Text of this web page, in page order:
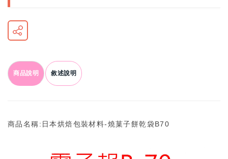
商品說明 敘述說明
商品名稱:日本烘焙包裝材料-燒菓子餅乾袋B70